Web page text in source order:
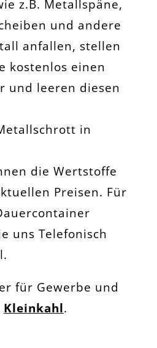
z.B. Metallspäne,
und andere
anfallen, stellen
kostenlos einen
und leeren diesen
in
die Wertstoffe
Preisen. Für
uns Telefonisch
für Gewerbe und
Kleinkahl.